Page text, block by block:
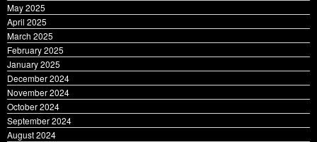
May 2025
April 2025
March 2025
February 2025
January 2025
December 2024
November 2024
October 2024
September 2024
August 2024